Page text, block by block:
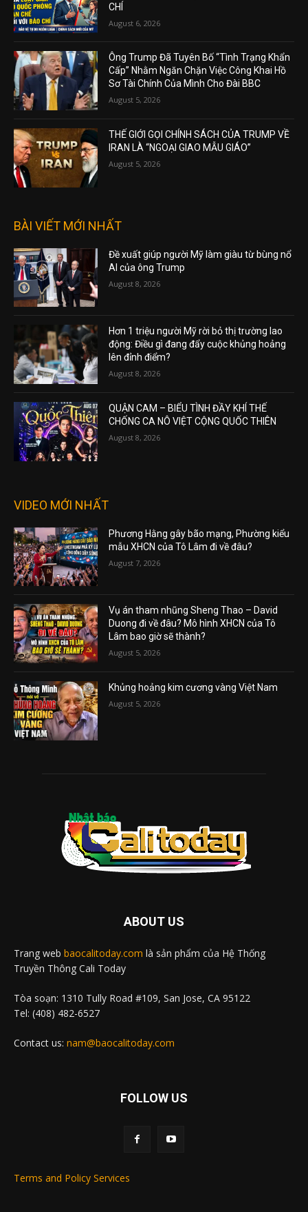
CHÍ
August 6, 2026
Ông Trump Đã Tuyên Bố “Tình Trạng Khẩn
Cấp” Nhằm Ngăn Chặn Việc Công Khai Hồ
Sơ Tài Chính Của Mình Cho Đài BBC
August 5, 2026
THẾ GIỚI GỌI CHÍNH SÁCH CỦA TRUMP VỀ
IRAN LÀ “NGOẠI GIAO MẪU GIÁO”
August 5, 2026
BÀI VIẾT MỚI NHẤT
Đề xuất giúp người Mỹ làm giàu từ bùng nổ
AI của ông Trump
August 8, 2026
Hơn 1 triệu người Mỹ rời bỏ thị trường lao
động: Điều gì đang đẩy cuộc khủng hoảng
lên đỉnh điểm?
August 8, 2026
QUẬN CAM – BIỂU TÌNH ĐẦY KHÍ THẾ
CHỐNG CA NÔ VIỆT CỘNG QUỐC THIÊN
August 8, 2026
VIDEO MỚI NHẤT
Phương Hằng gây bão mạng, Phường kiểu
mẫu XHCN của Tô Lâm đi về đâu?
August 7, 2026
Vụ án tham nhũng Sheng Thao – David
Duong đi về đâu? Mô hình XHCN của Tô
Lâm bao giờ sẽ thành?
August 5, 2026
Khủng hoảng kim cương vàng Việt Nam
August 5, 2026
ABOUT US
Trang web baocalitoday.com là sản phẩm của Hệ Thống
Truyền Thông Cali Today
Tòa soạn: 1310 Tully Road #109, San Jose, CA 95122
Tel: (408) 482-6527
Contact us: nam@baocalitoday.com
FOLLOW US
Terms and Policy Services